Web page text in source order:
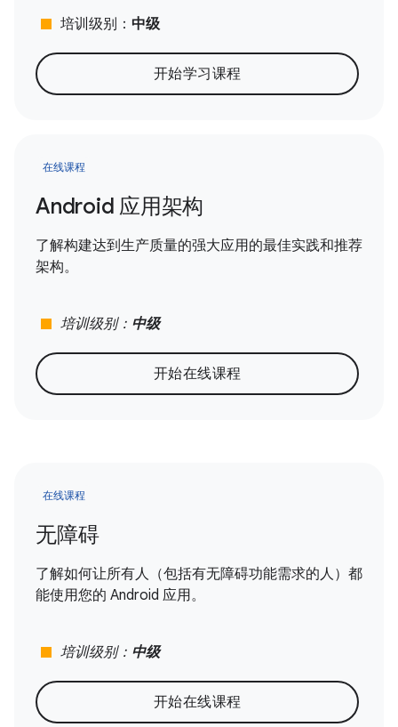
stop 培训级别： 中级
开始学习课程
在线课程
Android 应用架构
了解构建达到生产质量的强大应用的最佳实践和推荐
架构。
stop 培训级别： 中级
开始在线课程
在线课程
无障碍
了解如何让所有人（包括有无障碍功能需求的人）都
能使用您的 Android 应用。
stop 培训级别： 中级
开始在线课程